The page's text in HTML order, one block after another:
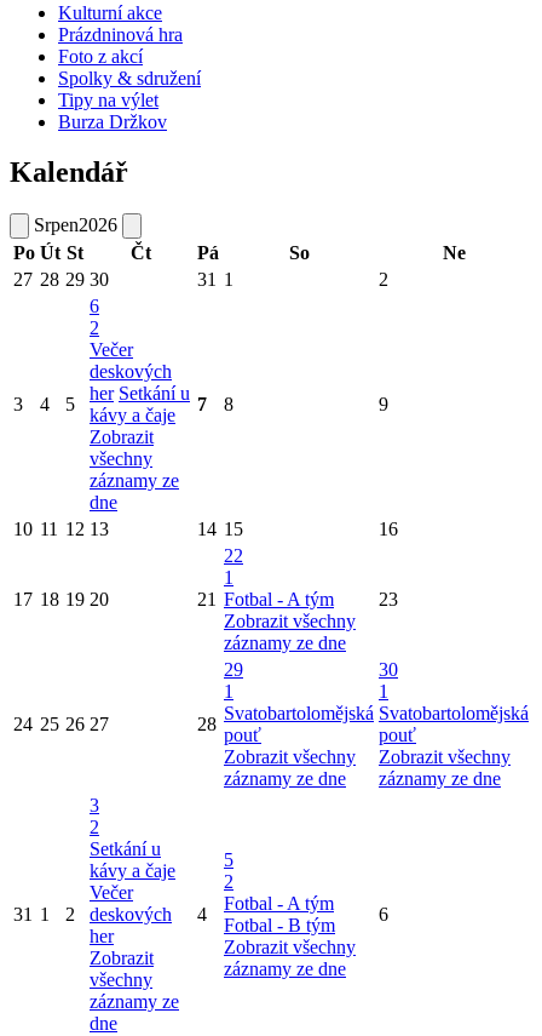
Kulturní akce
Prázdninová hra
Foto z akcí
Spolky & sdružení
Tipy na výlet
Burza Držkov
Kalendář
Srpen2026
Po Út St Čt Pá So
Ne
27 28 29 30 31 1 2
3 4 5
6
2
Večer
deskových
her Setkání u
kávy a čaje
Zobrazit
všechny
záznamy ze
dne
7 8 9
10 11 12 13 14 15 16
17 18 19 20 21
22
1
Fotbal - A tým
Zobrazit všechny
záznamy ze dne
23
24 25 26 27 28
29
1
Svatobartolomějská
pouť
Zobrazit všechny
záznamy ze dne
30
1
Svatobartolomějská
pouť
Zobrazit všechny
záznamy ze dne
31 1 2
3
2
Setkání u
kávy a čaje
Večer
deskových
her
Zobrazit
všechny
záznamy ze
dne
4
5
2
Fotbal - A tým
Fotbal - B tým
Zobrazit všechny
záznamy ze dne
6